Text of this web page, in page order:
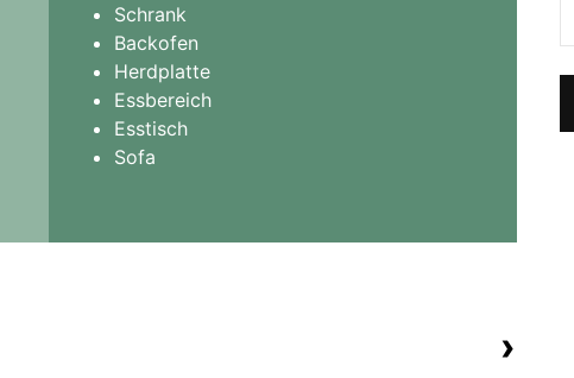
Schrank
Backofen
Herdplatte
Essbereich
Esstisch
Sofa